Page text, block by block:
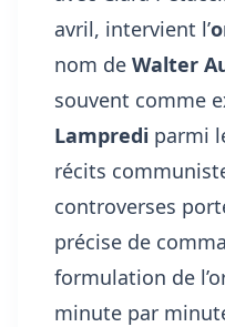
avril, intervient l’
nom de Walter
souvent comme
Lampredi parmi
récits
controverses
précise de
formulation de
minute par